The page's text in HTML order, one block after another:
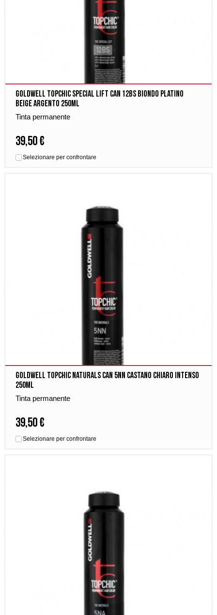
Goldwell Topchic Special Lift Can 12BS Biondo Platino
Beige Argento 250ml
Tinta permanente
39,50 €
Selezionare per confrontare
Goldwell Topchic Naturals Can 5NN Castano Chiaro Intenso
250ml
Tinta permanente
39,50 €
Selezionare per confrontare